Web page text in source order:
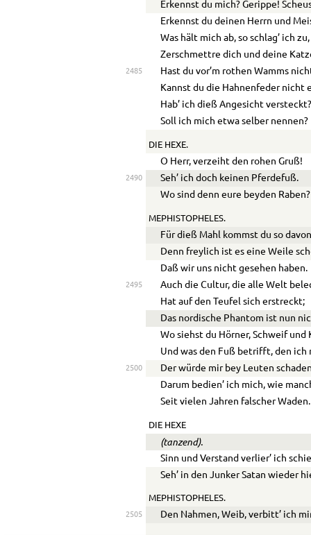
Erkennst du mich? Gerippe!
Erkennst du deinen Herrn und
Was hält mich ab, so schlag’ ich zu,
Zerschmettre dich und deine
2485
Hast du vor’m rothen Wamms
Kannst du die Hahnenfeder nicht
Hab’ ich dieß Angesicht
Soll ich mich etwa selber nennen?
DIE HEXE.
O Herr, verzeiht den rohen Gruß!
2490
Seh’ ich doch keinen Pferdefuß.
Wo sind denn eure beyden Raben?
MEPHISTOPHELES.
Für dieß Mahl kommst du so
Denn freylich ist es eine Weile
Daß wir uns nicht gesehen haben.
2495
Auch die Cultur, die alle Welt
Hat auf den Teufel sich erstreckt;
Das nordische Phantom ist nun
Wo siehst du Hörner, Schweif und
Und was den Fuß betrifft, den ich
2500
Der würde mir bey Leuten
Darum bedien’ ich mich, wie
Seit vielen Jahren falscher Waden.
DIE HEXE
(tanzend).
Sinn und Verstand verlier’ ich
Seh’ in den Junker Satan wieder
MEPHISTOPHELES.
2505 Den Nahmen, Weib, verbitt’ ich